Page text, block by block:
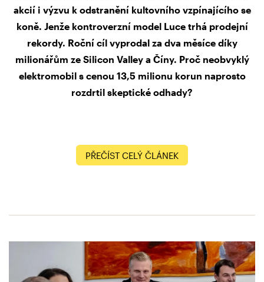
akcií i výzvu k odstranění kultovního vzpínajícího se
koně. Jenže kontroverzní model Luce trhá prodejní
rekordy. Roční cíl vyprodal za dva měsíce díky
milionářům ze Silicon Valley a Číny. Proč neobvyklý
elektromobil s cenou 13,5 milionu korun naprosto
rozdrtil skeptické odhady?
PŘEČÍST CELÝ ČLÁNEK